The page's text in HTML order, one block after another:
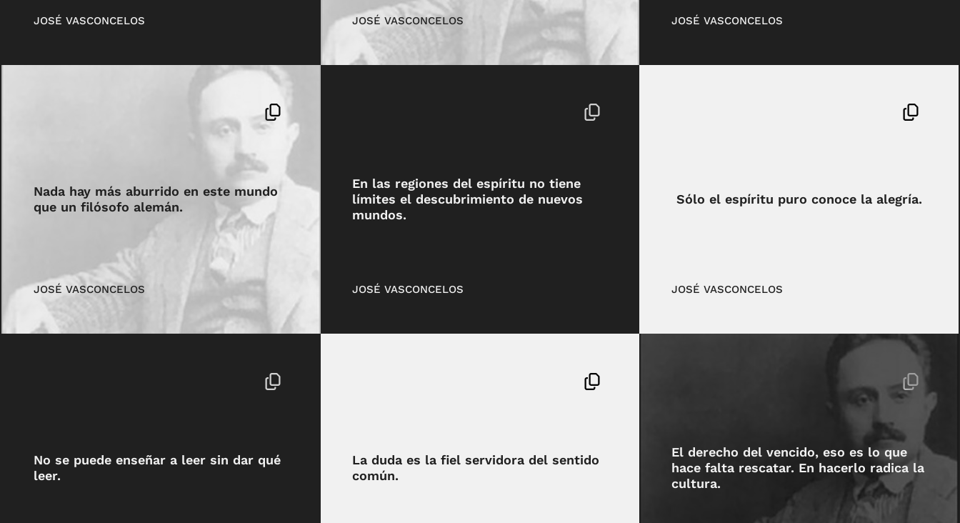
JOSÉ VASCONCELOS JOSÉ VASCONCELOS JOSÉ VASCONCELOS
Nada hay más aburrido en este mundo
que un filósofo alemán.
JOSÉ VASCONCELOS
En las regiones del espíritu no tiene
límites el descubrimiento de nuevos
mundos.
JOSÉ VASCONCELOS
Sólo el espíritu puro conoce la alegría.
JOSÉ VASCONCELOS
No se puede enseñar a leer sin dar qué
leer.
La duda es la fiel servidora del sentido
común.
El derecho del vencido, eso es lo que
hace falta rescatar. En hacerlo radica la
cultura.